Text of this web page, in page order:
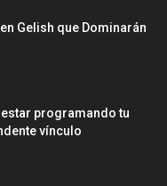
Gelish que Dominarán
programando tu
vínculo